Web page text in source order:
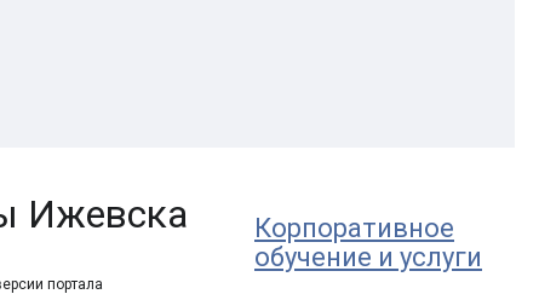
Корпоративное
обучение и услуги
Ижевска
портала